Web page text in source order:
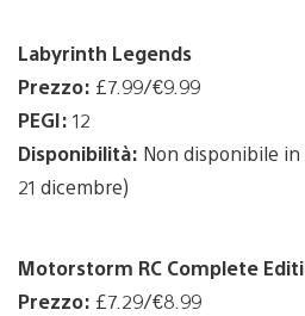
Labyrinth Legends
Prezzo: £7.99/€9.99
PEGI: 12
Disponibilità: Non disponibile in
21 dicembre)
Motorstorm RC Complete
Prezzo: £7.29/€8.99